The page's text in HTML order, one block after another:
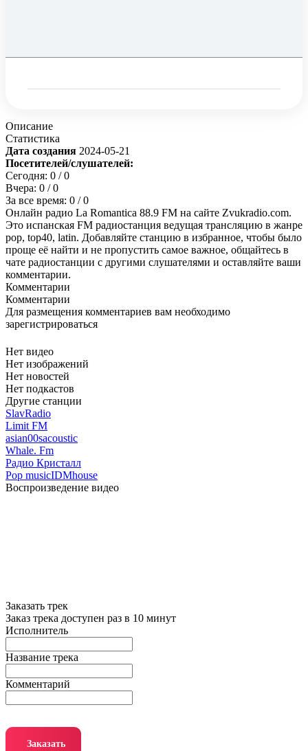
Описание
Статистика
Дата создания 2024-05-21
Посетителей/слушателей:
Сегодня: 0 / 0
Вчера: 0 / 0
За все время: 0 / 0
Онлайн радио La Romantica 88.9 FM на сайте Zvukradio.com.
Это испанская FM радиостанция ведущая трансляцию в жанре
pop, top40, latin. Добавляйте станцию в избранное, чтобы было
проще её найти и не пропустить самое важное, общайтесь в
чате радиостанции с другими слушателями и оставляйте ваши
комментарии.
Комментарии
Комментарии
Для размещения комментариев вам необходимо
зарегистрироваться
Нет видео
Нет изображений
Нет новостей
Нет подкастов
Другие станции
SlavRadio
Limit FM
asian00sacoustic
Whale. Fm
Радио Кристалл
Pop musicIDMhouse
Воспроизведение видео
Заказать трек
Заказ трека доступен раз в 10 минут
Исполнитель
Название трека
Комментарий
Заказать